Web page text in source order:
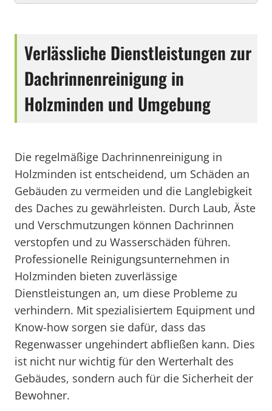
Verlässliche Dienstleistungen zur
Dachrinnenreinigung in
Holzminden und Umgebung
Die regelmäßige Dachrinnenreinigung in
Holzminden ist entscheidend, um Schäden an
Gebäuden zu vermeiden und die Langlebigkeit
des Daches zu gewährleisten. Durch Laub, Äste
und Verschmutzungen können Dachrinnen
verstopfen und zu Wasserschäden führen.
Professionelle Reinigungsunternehmen in
Holzminden bieten zuverlässige
Dienstleistungen an, um diese Probleme zu
verhindern. Mit spezialisiertem Equipment und
Know-how sorgen sie dafür, dass das
Regenwasser ungehindert abfließen kann. Dies
ist nicht nur wichtig für den Werterhalt des
Gebäudes, sondern auch für die Sicherheit der
Bewohner.